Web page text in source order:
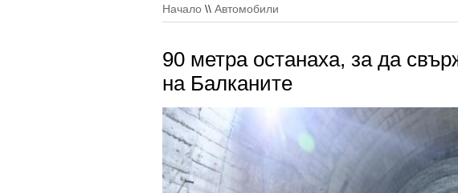
Начало \\ Автомобили
90 метра останаха, за да
на Балканите